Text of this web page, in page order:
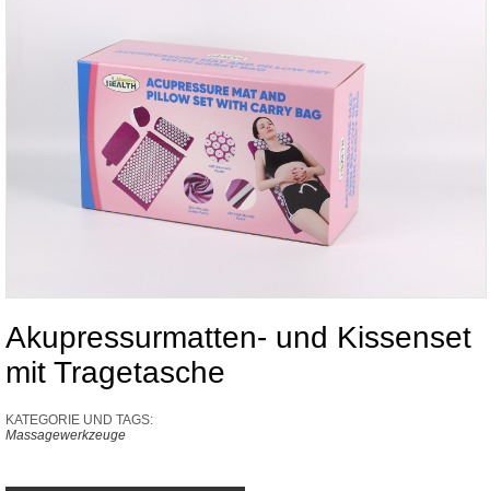
Akupressurmatten- und Kissenset
mit Tragetasche
KATEGORIE UND TAGS:
Massagewerkzeuge